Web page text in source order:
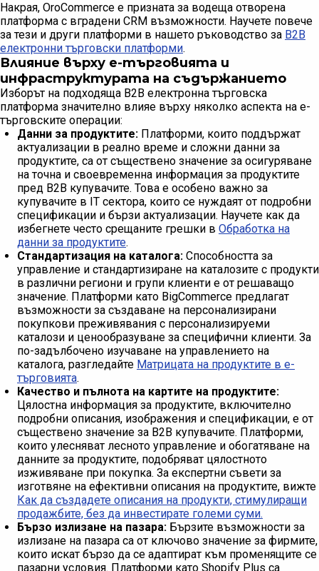
Накрая, OroCommerce е призната за водеща отворена
платформа с вградени CRM възможности. Научете повече
за тези и други платформи в нашето ръководство за B2B
електронни търговски платформи.
Влияние върху е-търговията и
инфраструктурата на съдържанието
Изборът на подходяща B2B електронна търговска
платформа значително влияе върху няколко аспекта на е-
търговските операции:
Данни за продуктите: Платформи, които поддържат
актуализации в реално време и сложни данни за
продуктите, са от съществено значение за осигуряване
на точна и своевременна информация за продуктите
пред B2B купувачите. Това е особено важно за
купувачите в IT сектора, които се нуждаят от подробни
спецификации и бързи актуализации. Научете как да
избегнете често срещаните грешки в Обработка на
данни за продуктите.
Стандартизация на каталога: Способността за
управление и стандартизиране на каталозите с продукти
в различни региони и групи клиенти е от решаващо
значение. Платформи като BigCommerce предлагат
възможности за създаване на персонализирани
покупкови преживявания с персонализируеми
каталози и ценообразуване за специфични клиенти. За
по-задълбочено изучаване на управлението на
каталога, разгледайте Матрицата на продуктите в е-
търговията.
Качество и пълнота на картите на продуктите:
Цялостна информация за продуктите, включително
подробни описания, изображения и спецификации, е от
съществено значение за B2B купувачите. Платформи,
които улесняват лесното управление и обогатяване на
данните за продуктите, подобряват цялостното
изживяване при покупка. За експертни съвети за
изготвяне на ефективни описания на продуктите, вижте
Как да създадете описания на продукти, стимулиращи
продажбите, без да инвестирате големи суми.
Бързо излизане на пазара: Бързите възможности за
излизане на пазара са от ключово значение за фирмите,
които искат бързо да се адаптират към променящите се
пазарни условия. Платформи като Shopify Plus са